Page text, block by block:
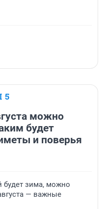
5
можно
будет
и поверья
будет зима, можно
— важные